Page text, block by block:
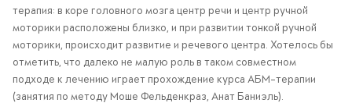
терапия: в коре головного мозга центр речи и центр ручной
моторики расположены близко, и при развитии тонкой ручной
моторики, происходит развитие и речевого центра. Хотелось бы
отметить, что далеко не малую роль в таком совместном
подходе к лечению играет прохождение курса АБМ-терапии
(занятия по методу Моше Фельденкраз, Анат Баниэль).